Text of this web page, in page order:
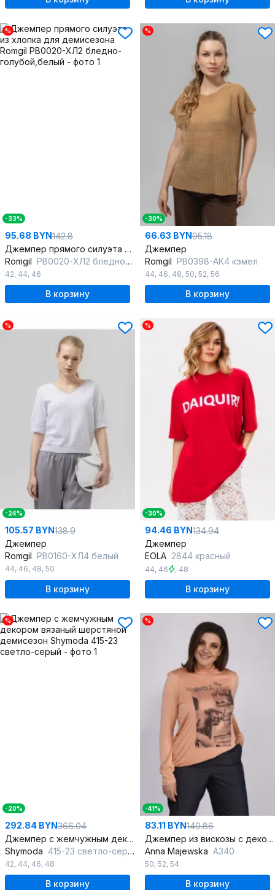
%
-33%
95.68 BYN142.8
Джемпер прямого силуэта из хлопка для демисезона
Romgil РВ0020-ХЛ2 бледно-голубой,белый
42, 44, 46
В корзину
%
-30%
66.63 BYN95.18
Джемпер
Romgil РВ0398-АК4 кэмел
44, 46, 48, 50, 52, 56
В корзину
%
-24%
105.57 BYN138.9
Джемпер
Romgil РВ0160-ХЛ4 белый
44, 46, 48, 50
В корзину
%
-30%
94.46 BYN134.94
Джемпер
EOLA 2844 красный
44, 46 , 48
В корзину
%
-20%
292.84 BYN366.04
Джемпер с жемчужным декором вязаный шерстяной демисезон
Shymoda 415-23 светло-серый
42, 44, 46, 48
В корзину
%
-41%
83.11 BYN140.86
Джемпер из вискозы с декоративной печатью для повседневности
Anna Majewska А340
50, 52, 54
В корзину